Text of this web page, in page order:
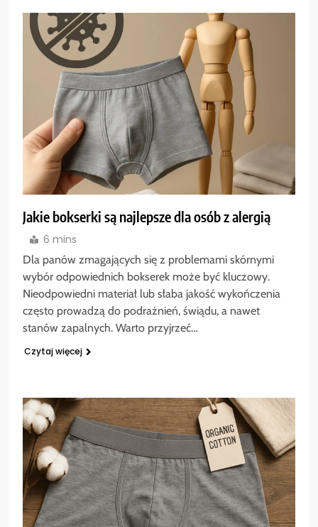
Jakie bokserki są najlepsze dla osób z alergią
6 mins
Dla panów zmagających się z problemami skórnymi
wybór odpowiednich bokserek może być kluczowy.
Nieodpowiedni materiał lub słaba jakość wykończenia
często prowadzą do podrażnień, świądu, a nawet
stanów zapalnych. Warto przyjrzeć…
Czytaj więcej